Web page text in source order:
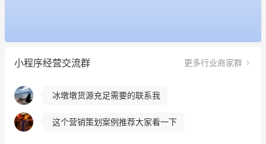
小程序经营交流群 更多行业商家群
餐饮也得靠私域和服务提高竞争力
昨晚的直播课程太好啦❤️
冰墩墩货源充足需要的联系我
这个营销策划案例推荐大家看一下